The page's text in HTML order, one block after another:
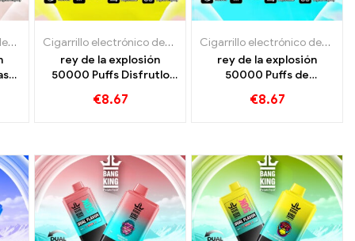
Cigarrillos electrónicos desechables Luxemburgo ,Cigarrillos
electrónicos desechables ,Cigarrillos electrónicos desechables
Cigarrillo electrónico desechable con nicotina. ,Cigarrillos electrónicos desechables ,
Cigarrillo electrónico desechable con nicotina. ,Cigarrillos
rey de la explosión
50000 Puffs Disfrutlo
fresa y chicle de sandía
€8.67
Cigarrillo electrónico desechable con nicotina.
rey de la explosión
50000 Puffs de
sandía de Red Bull y
€8.67